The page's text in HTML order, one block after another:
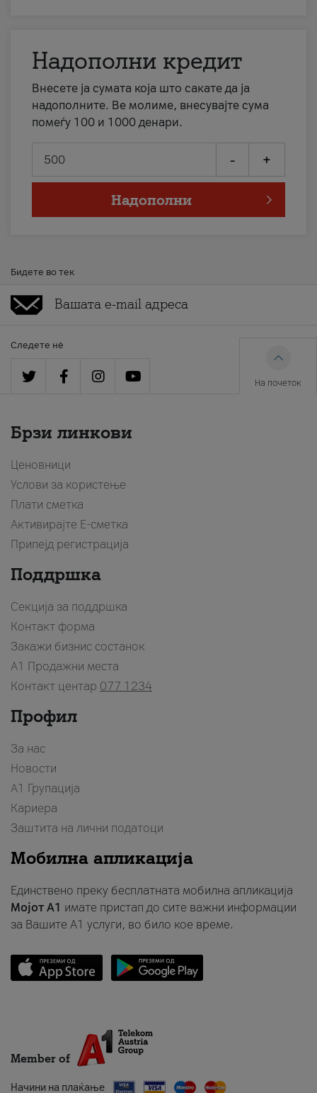
Надополни кредит
Внесете ја сумата која што сакате да ја
надополните. Ве молиме, внесувајте сума
помеѓу 100 и 1000 денари.
- +
Надополни
Бидете во тек
Следете нè
На почеток
Брзи линкови
Ценовници
Услови за користење
Плати сметка
Активирајте Е-сметка
Припејд регистрација
Поддршка
Секција за поддршка
Контакт форма
Закажи бизнис состанок
A1 Продажни места
Контакт центар 077 1234
Профил
За нас
Новости
А1 Групација
Кариера
Заштита на лични податоци
Мобилна апликација
Единствено преку бесплатната мобилна апликација
Мојот A1 имате пристап до сите важни информации
за Вашите A1 услуги, во било кое време.
Member of
Начини на плаќање